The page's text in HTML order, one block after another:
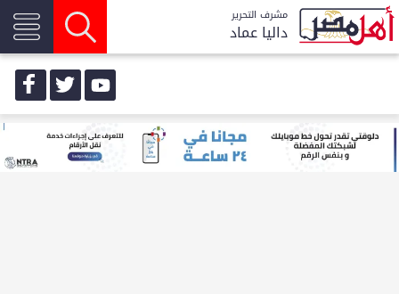
مشرف التحرير
داليا عماد